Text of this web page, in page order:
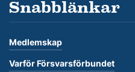
Snabblänkar
Medlemskap
Varför Försvarsförbundet